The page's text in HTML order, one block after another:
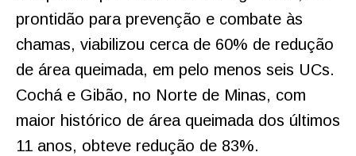
prontidão para prevenção e combate às
chamas, viabilizou cerca de 60% de redução
de área queimada, em pelo menos seis UCs.
Cochá e Gibão, no Norte de Minas, com
maior histórico de área queimada dos últimos
11 anos, obteve redução de 83%.